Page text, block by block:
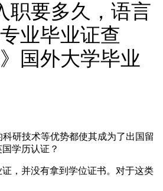
职要多久，语言
业毕业证查
国外大学毕业
研技术等优势都使其成为了出国留
学历认证？
，并没有拿到学位证书。对于这类